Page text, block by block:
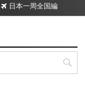
日本一周全国編